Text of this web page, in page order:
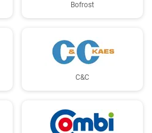
Bofrost
C&C